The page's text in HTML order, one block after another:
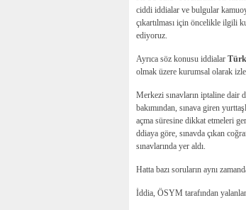
ciddi iddialar ve bulgular
çıkartılması için öncelikle ilgili
ediyoruz.
Ayrıca söz konusu iddialar
olmak üzere kurumsal olarak
Merkezi sınavların iptaline dair
bakımından, sınava giren
açma süresine dikkat etmeleri
ddiaya göre, sınavda çıkan
sınavlarında yer aldı.
Hatta bazı soruların aynı
İddia, ÖSYM tarafından